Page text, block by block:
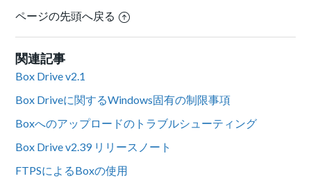
ページの先頭へ戻る
関連記事
Box Drive v2.1
Box Driveに関するWindows固有の制限事項
Boxへのアップロードのトラブルシューティング
Box Drive v2.39 リリースノート
FTPSによるBoxの使用